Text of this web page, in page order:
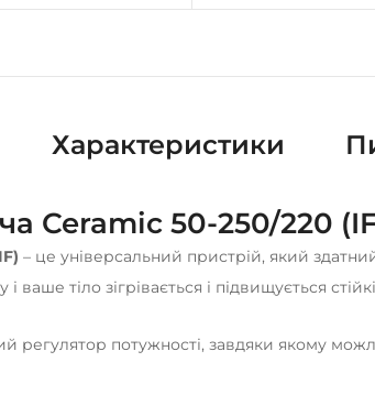
Характеристики
Ceramic 50-250/220
– це універсальний пристрій, який
ваше тіло зігрівається і підвищується
регулятор потужності, завдяки якому